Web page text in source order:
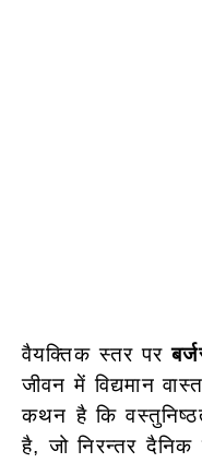
वैयक्तिक स्तर पर
जीवन में विद्यमान
कथन है कि
है, जो निरन्तर